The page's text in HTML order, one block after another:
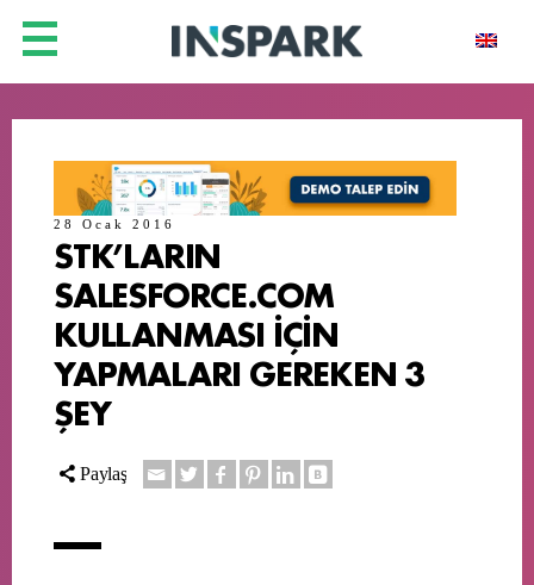
28 Ocak 2016
STK’LARIN
SALESFORCE.COM
KULLANMASI İÇİN
YAPMALARI GEREKEN 3
ŞEY
Paylaş